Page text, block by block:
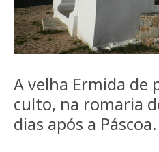
A velha Ermida de
culto, na romaria
dias após a Páscoa.